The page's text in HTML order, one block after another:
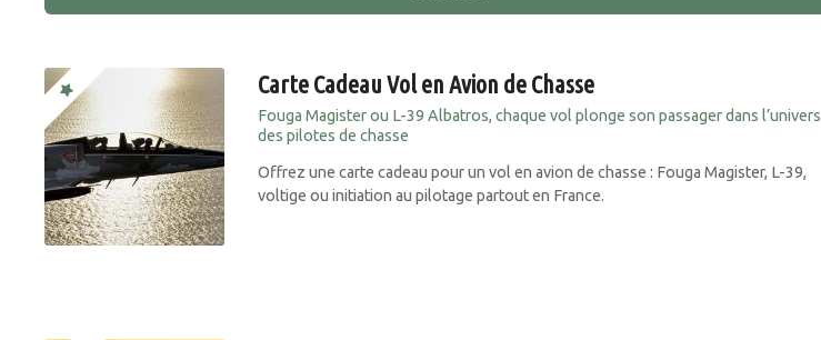
Carte Cadeau Vol en Avion de Chasse
Fouga Magister ou L-39 Albatros, chaque vol plonge son passager dans l’univers
des pilotes de chasse
Offrez une carte cadeau pour un vol en avion de chasse : Fouga Magister, L-39,
voltige ou initiation au pilotage partout en France.